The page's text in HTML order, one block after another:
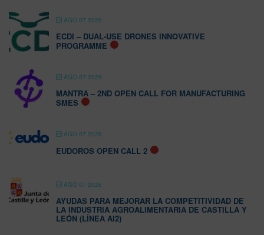
AGO 07 2026
ECDI – DUAL-USE DRONES INNOVATIVE
PROGRAMME
AGO 07 2026
MANTRA – 2ND OPEN CALL FOR MANUFACTURING
SMES
AGO 07 2026
EUDOROS OPEN CALL 2
AGO 07 2026
AYUDAS PARA MEJORAR LA COMPETITIVIDAD DE
LA INDUSTRIA AGROALIMENTARIA DE CASTILLA Y
LEÓN (LÍNEA AI2)